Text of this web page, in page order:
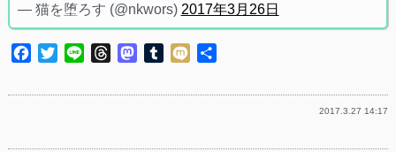
— 猫を堕ろす (@nkwors) 2017年3月26日
Facebook
TwitterLine ThreadsMastodon
Tumblr
Mixi
2017.3.27 14:17